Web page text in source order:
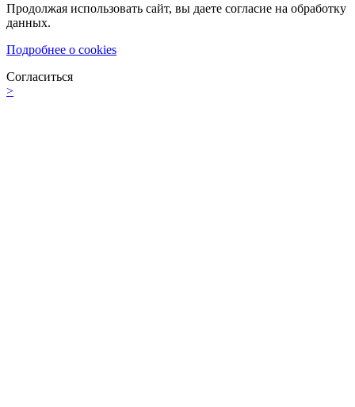
Продолжая использовать сайт, вы даете согласие на обработку
данных.
Подробнее о cookies
Согласиться
>